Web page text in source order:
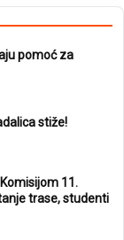
pomoć za
stiže!
11.
trase, studenti